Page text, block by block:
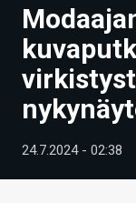
UUTISET
ARTIKKELIT
VIDEOT
TECHBBS
24.7.2024 - 02:38